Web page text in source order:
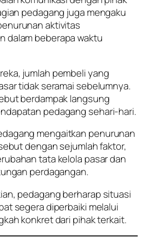
pedagang juga mengaku
aktivitas
dalam beberapa waktu
jumlah pembeli yang
tidak seramai sebelumnya.
berdampak langsung
pedagang sehari-hari.
mengaitkan penurunan
dengan sejumlah faktor,
tata kelola pasar dan
perdagangan.
pedagang berharap situasi
segera diperbaiki melalui
konkret dari pihak terkait.